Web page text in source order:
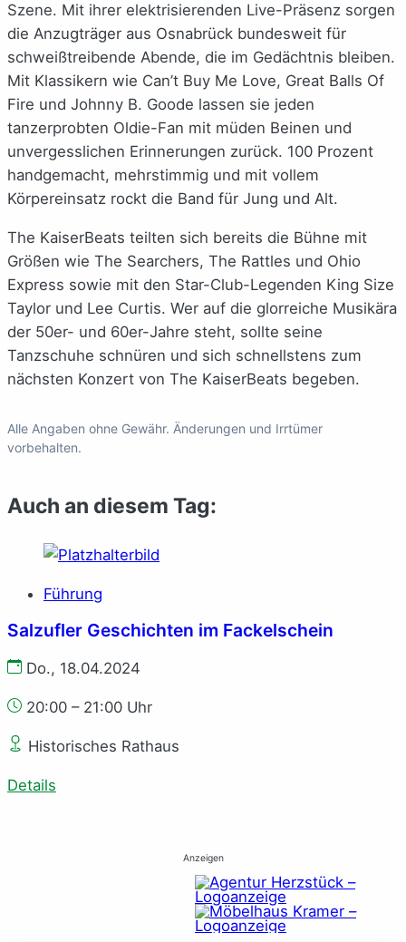
Szene. Mit ihrer elektrisierenden Live-Präsenz sorgen
die Anzugträger aus Osnabrück bundesweit für
schweißtreibende Abende, die im Gedächtnis bleiben.
Mit Klassikern wie Can’t Buy Me Love, Great Balls Of
Fire und Johnny B. Goode lassen sie jeden
tanzerprobten Oldie-Fan mit müden Beinen und
unvergesslichen Erinnerungen zurück. 100 Prozent
handgemacht, mehrstimmig und mit vollem
Körpereinsatz rockt die Band für Jung und Alt.
The KaiserBeats teilten sich bereits die Bühne mit
Größen wie The Searchers, The Rattles und Ohio
Express sowie mit den Star-Club-Legenden King Size
Taylor und Lee Curtis. Wer auf die glorreiche Musikära
der 50er- und 60er-Jahre steht, sollte seine
Tanzschuhe schnüren und sich schnellstens zum
nächsten Konzert von The KaiserBeats begeben.
Alle Angaben ohne Gewähr. Änderungen und Irrtümer
vorbehalten.
Auch an diesem Tag:
Führung
Salzufler Geschichten im Fackelschein
Do., 18.04.2024
20:00 – 21:00 Uhr
Historisches Rathaus
Details
Anzeigen